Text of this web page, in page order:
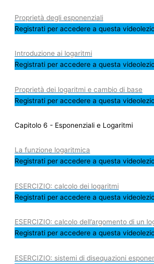
Proprietà degli esponenziali
Registrati per accedere a questa
Introduzione ai logaritmi
Registrati per accedere a questa
Proprietà dei logaritmi e cambio di base
Registrati per accedere a questa
Capitolo 6 - Esponenziali e Logaritmi
La funzione logaritmica
Registrati per accedere a questa
ESERCIZIO: calcolo dei logaritmi
Registrati per accedere a questa
ESERCIZIO: calcolo dell’argomento di un
Registrati per accedere a questa
ESERCIZIO: sistemi di disequazioni